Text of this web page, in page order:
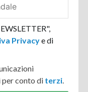
Privacye di
conto di terzi.